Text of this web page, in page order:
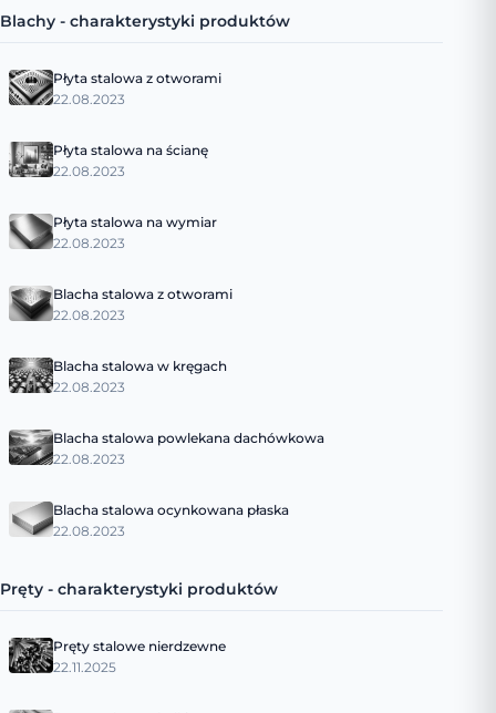
Blachy - charakterystyki produktów
Płyta stalowa z otworami
22.08.2023
Płyta stalowa na ścianę
22.08.2023
Płyta stalowa na wymiar
22.08.2023
Blacha stalowa z otworami
22.08.2023
Blacha stalowa w kręgach
22.08.2023
Blacha stalowa powlekana dachówkowa
22.08.2023
Blacha stalowa ocynkowana płaska
22.08.2023
Pręty - charakterystyki produktów
Pręty stalowe nierdzewne
22.11.2025